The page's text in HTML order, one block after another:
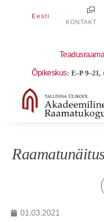
Eesti
KONTAKT
Õpikeskus: E–P 9–21,
01.03.2021